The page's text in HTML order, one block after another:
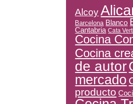
Alcoy
Barcelona Blanco
Cantabria Cata
Cocina
Cocina
de autor
mercado
producto